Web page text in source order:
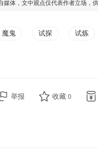
媒体，文中观点仅代表作者立场，
魔鬼 试探 试炼
举报 收藏 0